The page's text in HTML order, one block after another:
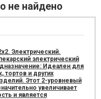
не найдено
Электрический.
электрический
Идеален для
тортов и других
Этот 2-уровневый
увеличивает
и является